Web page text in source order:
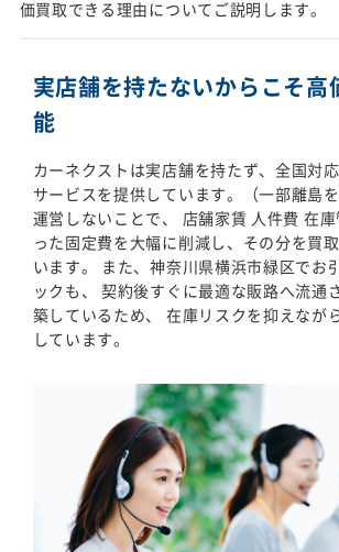
価買取できる理由についてご説明します。
実店舗を持たないからこそ高
能
カーネクストは実店舗を持たず、全国対
サービスを提供しています。（一部離島
運営しないことで、 店舗家賃 人件費 在
った固定費を大幅に削減し、その分を買
います。 また、神奈川県横浜市緑区でお
ックも、 契約後すぐに最適な販路へ流通
築しているため、 在庫リスクを抑えなが
しています。